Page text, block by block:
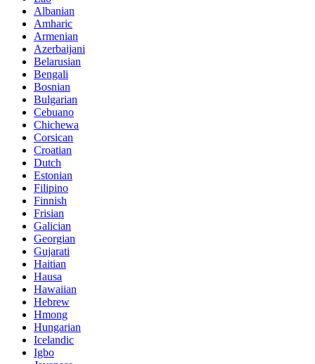
Albanian
Amharic
Armenian
Azerbaijani
Belarusian
Bengali
Bosnian
Bulgarian
Cebuano
Chichewa
Corsican
Croatian
Dutch
Estonian
Filipino
Finnish
Frisian
Galician
Georgian
Gujarati
Haitian
Hausa
Hawaiian
Hebrew
Hmong
Hungarian
Icelandic
Igbo